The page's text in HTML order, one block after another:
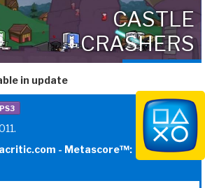
CASTLE
CRASHERS
in update
PS3
- Metascore™: